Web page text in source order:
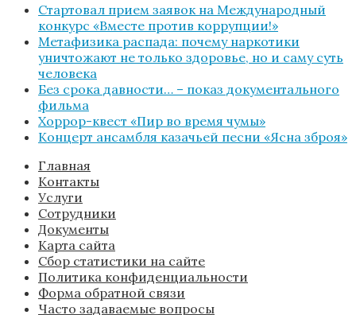
Стартовал прием заявок на Международный
конкурс «Вместе против коррупции!»
Метафизика распада: почему наркотики
уничтожают не только здоровье, но и саму суть
человека
Без срока давности… – показ документального
фильма
Хоррор-квест «Пир во время чумы»
Концерт ансамбля казачьей песни «Ясна зброя»
Главная
Контакты
Услуги
Сотрудники
Документы
Карта сайта
Сбор статистики на сайте
Политика конфиденциальности
Форма обратной связи
Часто задаваемые вопросы